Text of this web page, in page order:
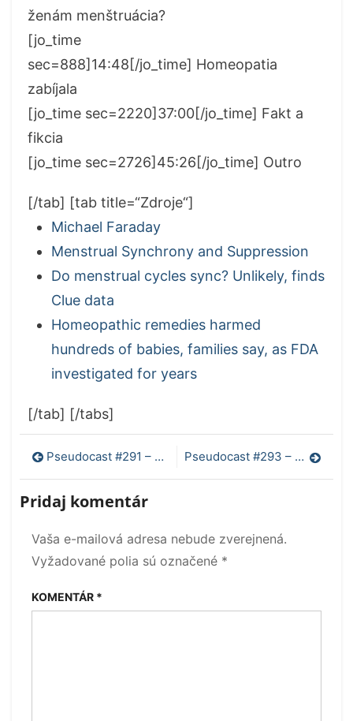
ženám menštruácia?
[jo_time
sec=888]14:48[/jo_time] Homeopatia
zabíjala
[jo_time sec=2220]37:00[/jo_time] Fakt a
fikcia
[jo_time sec=2726]45:26[/jo_time] Outro
[/tab] [tab title=“Zdroje“]
Michael Faraday
Menstrual Synchrony and Suppression
Do menstrual cycles sync? Unlikely, finds
Clue data
Homeopathic remedies harmed
hundreds of babies, families say, as FDA
investigated for years
[/tab] [/tabs]
Navigácia
v
článku
Pseudocast #291 – Obnova mladou krvou, sfarbenie jašteríc Pseudocast #293 – EM drive, vedomosti slovenských stredoškolákov
Pridaj komentár
Vaša e-mailová adresa nebude zverejnená.
Vyžadované polia sú označené *
KOMENTÁR *